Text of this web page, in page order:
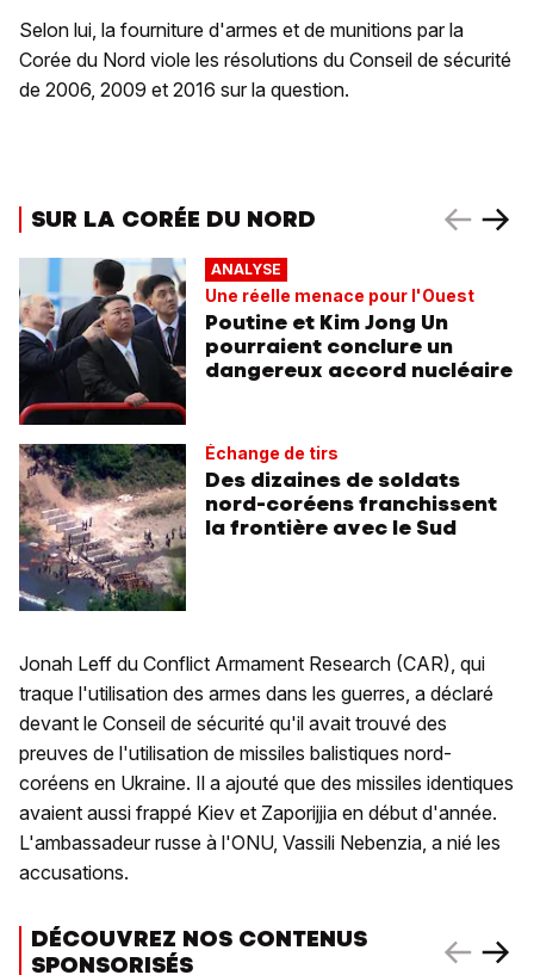
Selon lui, la fourniture d'armes et de munitions par la
Corée du Nord viole les résolutions du Conseil de sécurité
de 2006, 2009 et 2016 sur la question.
SUR LA CORÉE DU NORD
ANALYSE
Une réelle menace pour l'Ouest
Poutine et Kim Jong Un
pourraient conclure un
dangereux accord nucléaire
Échange de tirs
Des dizaines de soldats
nord-coréens franchissent
la frontière avec le Sud
Jonah Leff du Conflict Armament Research (CAR), qui
traque l'utilisation des armes dans les guerres, a déclaré
devant le Conseil de sécurité qu'il avait trouvé des
preuves de l'utilisation de missiles balistiques nord-
coréens en Ukraine. Il a ajouté que des missiles identiques
avaient aussi frappé Kiev et Zaporijjia en début d'année.
L'ambassadeur russe à l'ONU, Vassili Nebenzia, a nié les
accusations.
DÉCOUVREZ NOS CONTENUS
SPONSORISÉS